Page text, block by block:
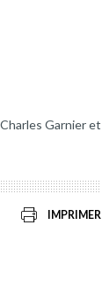
Garnier et
IMPRIMER